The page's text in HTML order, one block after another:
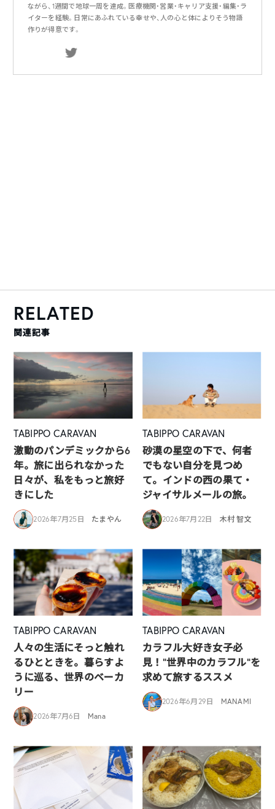
ながら、1週間で地球一周を達成。医療機関・営業・キャリア支援・編集・ラ
イターを経験。日常にあふれている幸せや、人の心と体によりそう物語
作りが得意です。
RELATED
関連記事
TABIPPO CARAVAN
激動のパンデミックから6
年。旅に出られなかった
日々が、私をもっと旅好
きにした
2026年7月25日 たまやん
TABIPPO CARAVAN
砂漠の星空の下で、何者
でもない自分を見つめ
て。インドの西の果て・
ジャイサルメールの旅。
2026年7月22日 木村 智文
TABIPPO CARAVAN
人々の生活にそっと触れ
るひとときを。暮らすよ
うに巡る、世界のベーカ
リー
2026年7月6日 Mana
TABIPPO CARAVAN
カラフル大好き女子必
見！”世界中のカラフル”を
求めて旅するススメ
2026年6月29日 MANAMI